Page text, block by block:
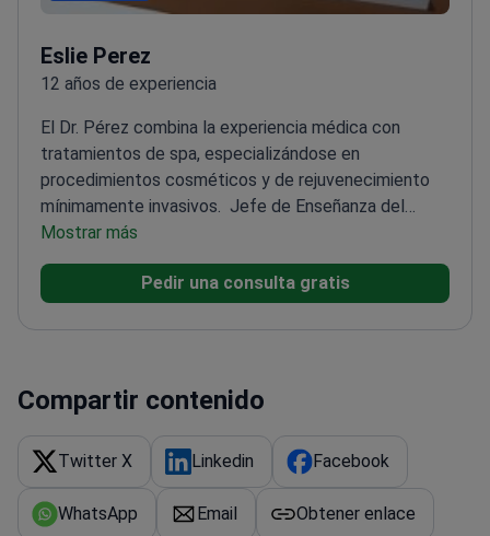
Eslie Perez
12 años de experiencia
El Dr. Pérez combina la experiencia médica con
tratamientos de spa, especializándose en
procedimientos cosméticos y de rejuvenecimiento
mínimamente invasivos.
Jefe de Enseñanza del
Hospital Regional de Puerto Vallarta
Experiencia con Botox, rellenos y
ultrasónica y terapias de radiofrecuencia
Mostrar más
Pedir una consulta gratis
Compartir contenido
Twitter X Linkedin Facebook
WhatsApp Email Obtener enlace